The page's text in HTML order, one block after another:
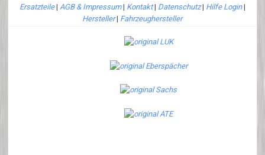
Ersatzteile| AGB & Impressum| Kontakt| Datenschutz| Hilfe Login|
Hersteller| Fahrzeughersteller